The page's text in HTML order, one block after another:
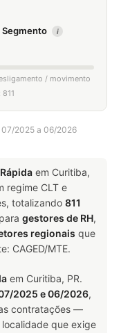
Segmento i
/ movimento
07/2025 a 06/2026
em Curitiba,
regime CLT e
totalizando 811
gestores de RH,
regionais que
CAGED/MTE.
em Curitiba, PR.
2025 e 06/2026,
contratações —
que exige